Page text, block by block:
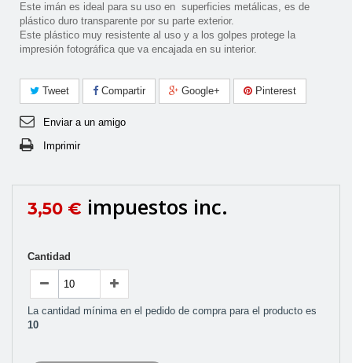
Este imán es ideal para su uso en superficies metálicas, es de
plástico duro transparente por su parte exterior.
Este plástico muy resistente al uso y a los golpes protege la
impresión fotográfica que va encajada en su interior.
Tweet Compartir Google+ Pinterest
Enviar a un amigo
Imprimir
3,50 € impuestos inc.
Cantidad
La cantidad mínima en el pedido de compra para el producto es
10